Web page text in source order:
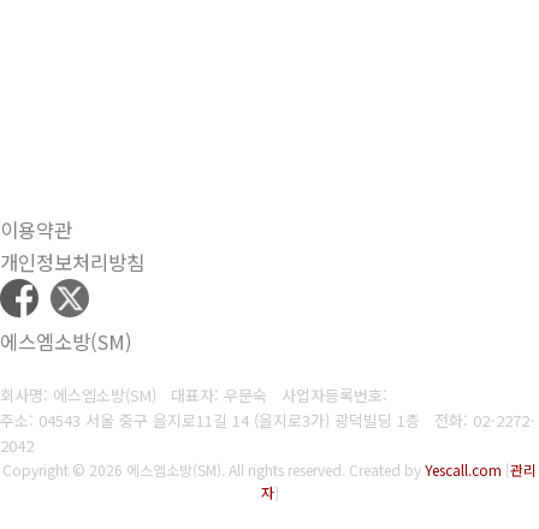
이용약관
개인정보처리방침
에스엠소방(SM)
회사명: 에스엠소방(SM) 대표자: 우문숙 사업자등록번호:
주소: 04543 서울 중구 을지로11길 14 (을지로3가) 광덕빌딩 1층 전화: 02-2272-
2042
Copyright © 2026 에스엠소방(SM). All rights reserved. Created byYescall.com [관리
자]